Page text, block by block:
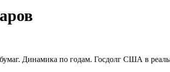
Динамика по годам. Госдолг США в